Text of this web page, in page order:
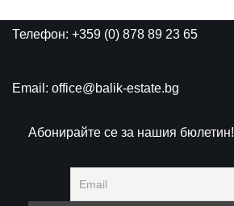
Телефон: +359 (0) 878 89 23 65
Email: office@balik-estate.bg
Абонирайте се за нашия бюлетин!